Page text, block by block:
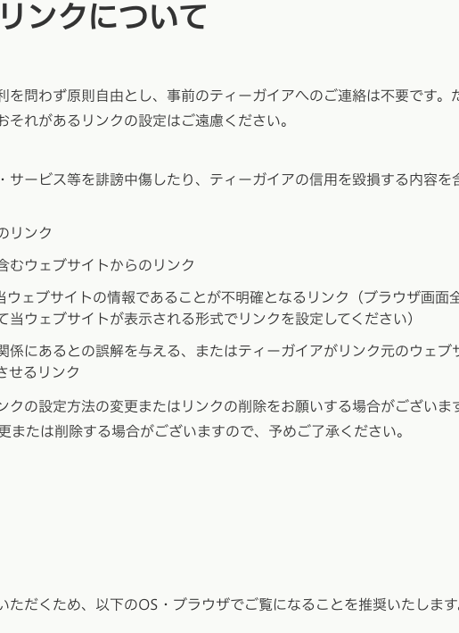
ンクについて
を問わず原則自由とし、事前のティーガイアへのご連絡は不要です。
れがあるリンクの設定はご遠慮ください。
サービス等を誹謗中傷したり、ティーガイアの信用を毀損する内容を
リンク
むウェブサイトからのリンク
ウェブサイトの情報であることが不明確となるリンク（ブラウザ画面
ウェブサイトが表示される形式でリンクを設定してください）
係にあるとの誤解を与える、またはティーガイアがリンク元のウェブ
せるリンク
クの設定方法の変更またはリンクの削除をお願いする場合がございま
たは削除する場合がございますので、予めご了承ください。
ただくため、以下のOS・ブラウザでご覧になることを推奨いたしま